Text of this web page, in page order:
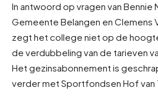
In antwoord op vragen van Bennie
Gemeente Belangen en Clemens
zegt het college niet op de
de verdubbeling van de tarieven
Het gezinsabonnement is
verder met Sportfondsen Hof van